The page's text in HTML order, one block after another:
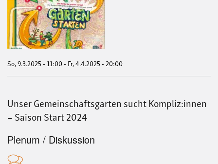
So, 9.3.2025 - 11:00- Fr, 4.4.2025 - 20:00
Unser Gemeinschaftsgarten sucht Kompliz:innen
– Saison Start 2024
Plenum / Diskussion